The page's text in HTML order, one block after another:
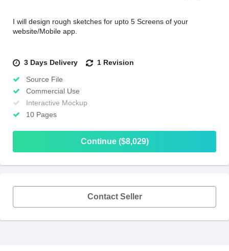
I will design rough sketches for upto 5 Screens of your
website/Mobile app.
3 Days Delivery 1 Revision
Source File
Commercial Use
Interactive Mockup
10 Pages
Continue ($8,029)
Contact Seller